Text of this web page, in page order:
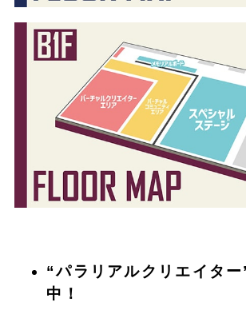
“パラリアルクリエイタ
中！